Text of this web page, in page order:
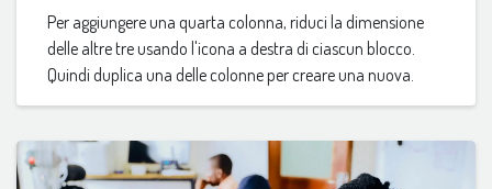
Per aggiungere una quarta colonna, riduci la dimensione
delle altre tre usando l'icona a destra di ciascun blocco.
Quindi duplica una delle colonne per creare una nuova.